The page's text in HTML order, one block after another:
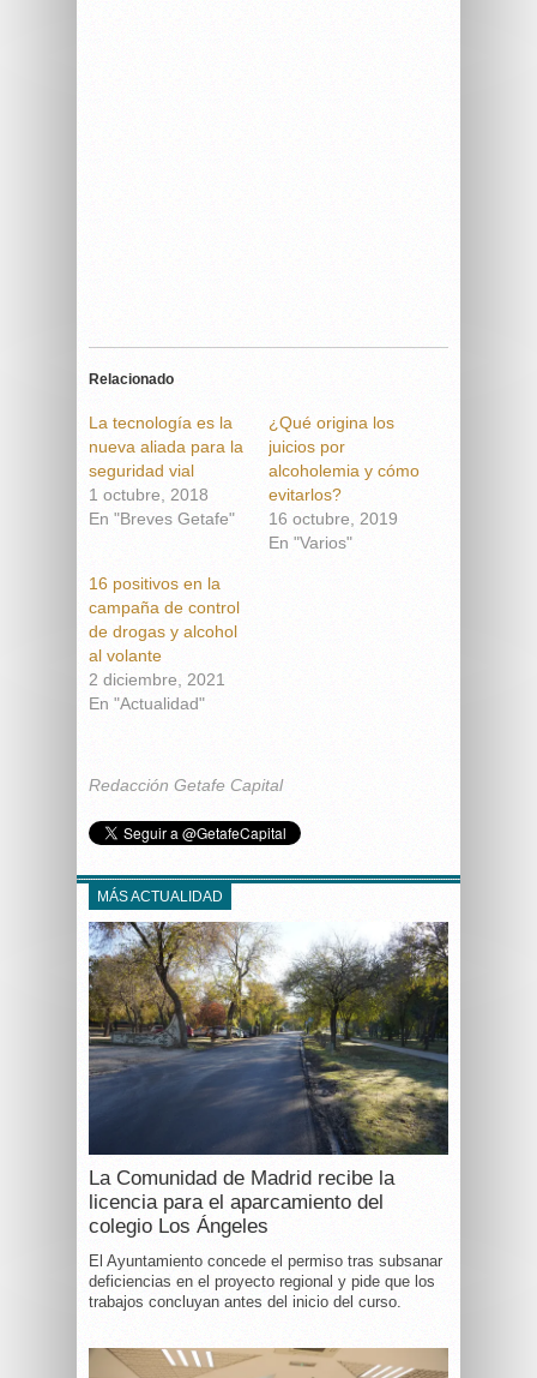
Relacionado
La tecnología es la
nueva aliada para la
seguridad vial
1 octubre, 2018
En "Breves Getafe"
¿Qué origina los
juicios por
alcoholemia y cómo
evitarlos?
16 octubre, 2019
En "Varios"
16 positivos en la
campaña de control
de drogas y alcohol
al volante
2 diciembre, 2021
En "Actualidad"
Redacción Getafe Capital
MÁS ACTUALIDAD
La Comunidad de Madrid recibe la
licencia para el aparcamiento del
colegio Los Ángeles
El Ayuntamiento concede el permiso tras subsanar
deficiencias en el proyecto regional y pide que los
trabajos concluyan antes del inicio del curso.